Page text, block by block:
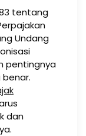
tentang
Undang
pentingnya
dan